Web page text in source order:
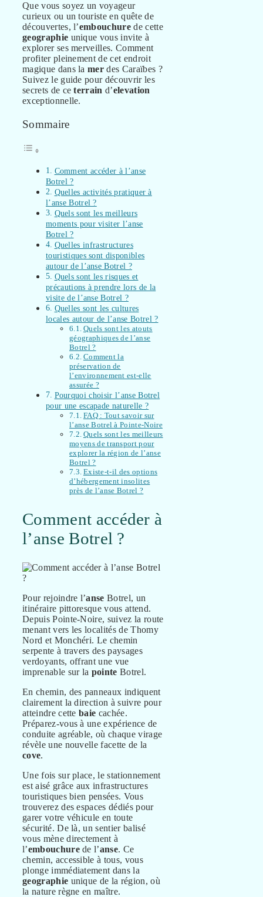
Que vous soyez un voyageur
curieux ou un touriste en quête de
découvertes, l’embouchure de cette
geographie unique vous invite à
explorer ses merveilles. Comment
profiter pleinement de cet endroit
magique dans lamer des Caraïbes ?
Suivez le guide pour découvrir les
secrets de ceterrain d’elevation
exceptionnelle.
Sommaire
Comment accéder à l’anse
Botrel ?
Quelles activités pratiquer à
l’anse Botrel ?
Quels sont les meilleurs
moments pour visiter l’anse
Botrel ?
Quelles infrastructures
touristiques sont disponibles
autour de l’anse Botrel ?
Quels sont les risques et
précautions à prendre lors de la
visite de l’anse Botrel ?
Quelles sont les cultures
locales autour de l’anse Botrel ?
Quels sont les atouts
géographiques de l’anse
Botrel ?
Comment la
préservation de
l’environnement est-elle
assurée ?
Pourquoi choisir l’anse Botrel
pour une escapade naturelle ?
FAQ : Tout savoir sur
l’anse Botrel à Pointe-Noire
Quels sont les meilleurs
moyens de transport pour
explorer la région de l’anse
Botrel ?
Existe-t-il des options
d’hébergement insolites
près de l’anse Botrel ?
Comment accéder à
l’anse Botrel ?
Pour rejoindre l’anse Botrel, un
itinéraire pittoresque vous attend.
Depuis Pointe-Noire, suivez la route
menant vers les localités de Thomy
Nord et Monchéri. Le chemin
serpente à travers des paysages
verdoyants, offrant une vue
imprenable sur la pointe Botrel.
En chemin, des panneaux indiquent
clairement la direction à suivre pour
atteindre cettebaie cachée.
Préparez-vous à une expérience de
conduite agréable, où chaque virage
révèle une nouvelle facette de la
cove.
Une fois sur place, le stationnement
est aisé grâce aux infrastructures
touristiques bien pensées. Vous
trouverez des espaces dédiés pour
garer votre véhicule en toute
sécurité. De là, un sentier balisé
vous mène directement à
l’embouchurede l’anse. Ce
chemin, accessible à tous, vous
plonge immédiatement dans la
geographie unique de la région, où
la nature règne en maître.